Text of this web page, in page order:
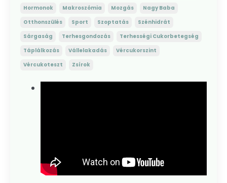
Hormonok
Makroszómia Mozgás
Nagy Baba
Otthonszülés
Sport Szoptatás
Szénhidrát
Sárgaság
Terhesgondozás
Terhességi Cukorbetegség
Táplálkozás
Vállelakadás
Vércukorszint
Vércukoteszt
Zsírok